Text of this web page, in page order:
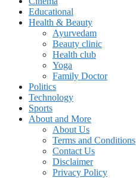
Educational
Health & Beauty
Ayurvedam
Beauty clinic
Health club
Yoga
Family Doctor
Politics
Technology
Sports
About and More
About Us
Terms and Conditions
Contact Us
Disclaimer
Privacy Policy